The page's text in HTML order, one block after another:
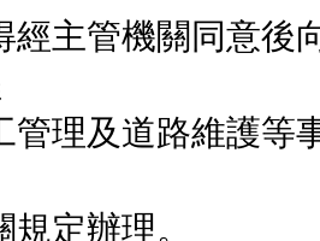
管機關同意後
及道路維護等事
定辦理。